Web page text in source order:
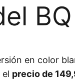
en color
precio de